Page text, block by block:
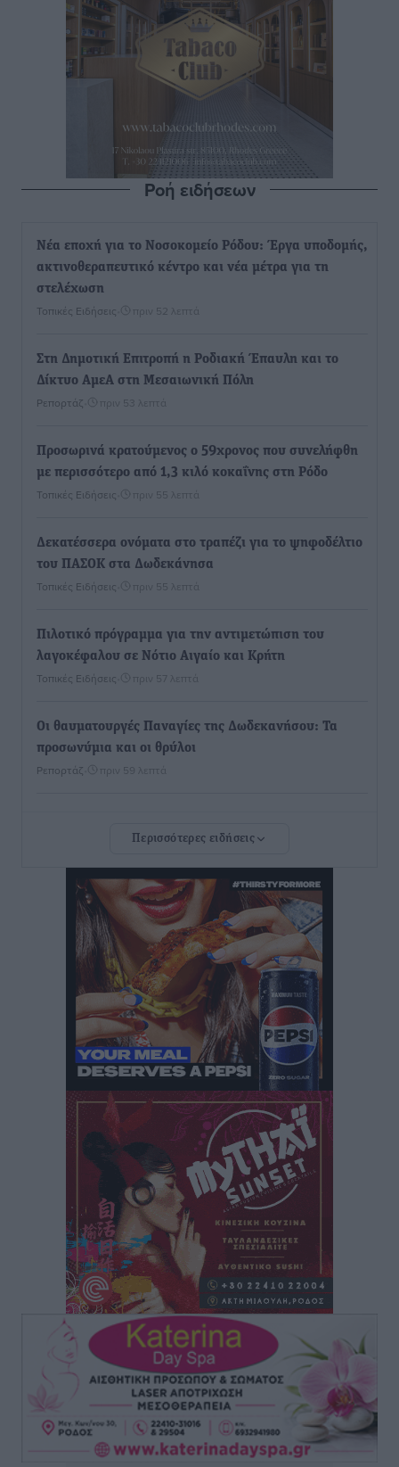
Ροή ειδήσεων
Νέα εποχή για το Νοσοκομείο Ρόδου: Έργα υποδομής,
ακτινοθεραπευτικό κέντρο και νέα μέτρα για τη
στελέχωση
Τοπικές Ειδήσεις πριν 52 λεπτά
Στη Δημοτική Επιτροπή η Ροδιακή Έπαυλη και το
Δίκτυο ΑμεΑ στη Μεσαιωνική Πόλη
Ρεπορτάζ πριν 53 λεπτά
Προσωρινά κρατούμενος ο 59χρονος που συνελήφθη
με περισσότερο από 1,3 κιλό κοκαΐνης στη Ρόδο
Τοπικές Ειδήσεις πριν 55 λεπτά
Δεκατέσσερα ονόματα στο τραπέζι για το ψηφοδέλτιο
του ΠΑΣΟΚ στα Δωδεκάνησα
Τοπικές Ειδήσεις πριν 55 λεπτά
Πιλοτικό πρόγραμμα για την αντιμετώπιση του
λαγοκέφαλου σε Νότιο Αιγαίο και Κρήτη
Τοπικές Ειδήσεις πριν 57 λεπτά
Οι θαυματουργές Παναγίες της Δωδεκανήσου: Τα
προσωνύμια και οι θρύλοι
Ρεπορτάζ πριν 59 λεπτά
αναχωρούν από Πειραιά, Ραφήνα και Λαύριο
Τι αλλάζει το χωροταξικό στις τουριστικές επενδύσεις
Τοπικές Ειδήσεις πριν 14 ώρες
ΥΠΑΑΤ: 12,5 εκατ. ευρώ στις 13 Περιφέρειες για μέτρα
βιοασφάλειας
Τοπικές Ειδήσεις• πριν 15 ώρες
Ποιοι φοιτητές μπορούν να λάβουν ενίσχυση για
στέγη έως 2.500 ευρώ
πριν 15 ώρες
«Γιατί οι Τούρκοι συρρέουν στα ελληνικά νησιά»:
Τουρκική εφημερίδα εξηγεί τους λόγους που οι
γείτονες προτιμούν την Ελλάδα για διακοπές
Τοπικές Ειδήσεις• πριν 15 ώρες
«Μουσικό Ταξίδι στο Αιγαίο»: Η Ρόδος έγραψε μια
νέα σελίδα στον πολιτισμό
Πολιτιστικά πριν 15 ώρες
Άμεσα μέτρα για την ενίσχυση του Νοσοκομείου
Ρόδου και αντιμετώπιση των ελλείψεων προσωπικού
ανακοίνωσε ο Άδωνις Γεωργιάδης
Τοπικές Ειδήσεις πριν 16 ώρες
Περισσότερες ειδήσεις